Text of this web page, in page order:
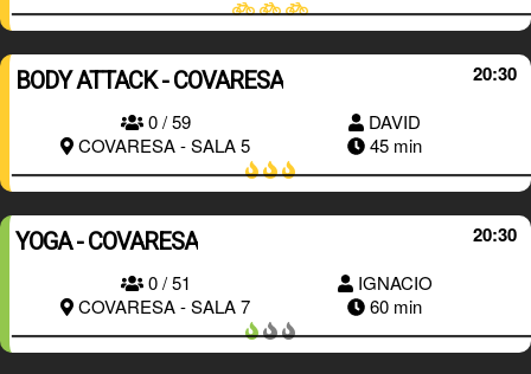
20:30
BODY ATTACK - COVARESA
0 / 59
DAVID
COVARESA - SALA 5
45 min
20:30
YOGA - COVARESA
0 / 51
IGNACIO
COVARESA - SALA 7
60 min